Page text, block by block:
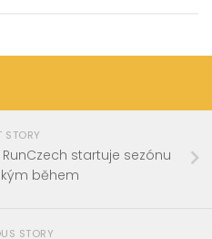
STORY
startuje sezónu
během
STORY